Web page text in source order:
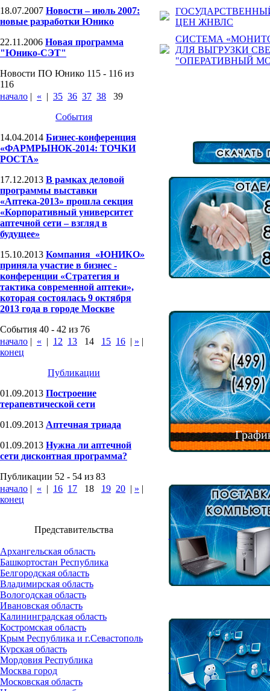
18.07.2007 Новости – июль 2007:
новые разработки Юнико
22.11.2006 Новая программа
"Юнико-СЭТ"
Новости ПО Юнико 115 - 116 из
116
начало | « | 35 36 37 38
39
События
14.04.2014 Бизнес-конференция
«ФАРМРЫНОК-2014: ТОЧКИ
РОСТА»
17.12.2013 В рамках деловой
программы выставки
«Аптека-2013» прошла секция
«Корпоративный университет
аптечной сети – взгляд в
будущее»
15.10.2013 Компания «ЮНИКО»
приняла участие в бизнес -
конференции «Стратегия и
тактика современной аптеки»,
которая состоялась 9 октября
2013 года в городе Москве
События 40 - 42 из 76
начало | « | 12 13 14 15 16 | » |
конец
Публикации
01.09.2013 Построение
терапевтической сети
01.09.2013 Аптечная триада
01.09.2013 Нужна ли аптечной
сети дисконтная программа?
Публикации 52 - 54 из 83
начало | « | 16 17 18 19 20 | » |
конец
Представительства
Архангельская область
Башкортостан Республика
Белгородская область
Владимирская область
Вологодская область
Ивановская область
Калининградская область
Костромская область
Крым Республика и г.Севастополь
Курская область
Мордовия Республика
Москва город
Московская область
ЦЕН ЖНВЛС
СИСТЕМА
ДЛЯ ВЫГРУЗКИ
"ОПЕРАТИВНЫЙ